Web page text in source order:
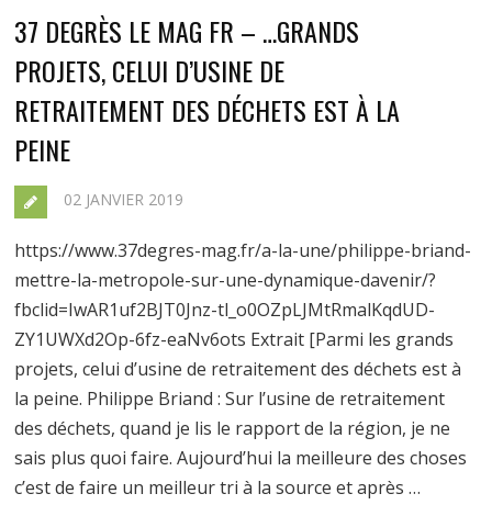
37 DEGRÈS LE MAG FR – …GRANDS
PROJETS, CELUI D’USINE DE
RETRAITEMENT DES DÉCHETS EST À LA
PEINE
02 JANVIER 2019
https://www.37degres-mag.fr/a-la-une/philippe-briand-
mettre-la-metropole-sur-une-dynamique-davenir/?
fbclid=IwAR1uf2BJT0Jnz-tl_o0OZpLJMtRmalKqdUD-
ZY1UWXd2Op-6fz-eaNv6ots Extrait [Parmi les grands
projets, celui d’usine de retraitement des déchets est à
la peine. Philippe Briand : Sur l’usine de retraitement
des déchets, quand je lis le rapport de la région, je ne
sais plus quoi faire. Aujourd’hui la meilleure des choses
c’est de faire un meilleur tri à la source et après …